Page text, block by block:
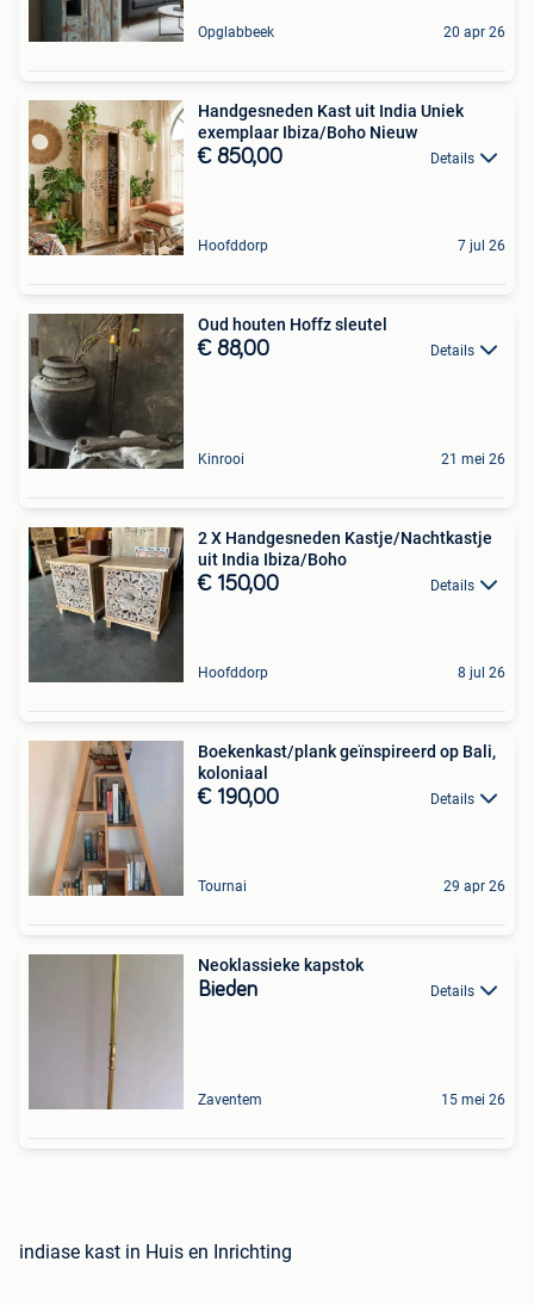
Opglabbeek 20 apr 26
Handgesneden Kast uit India Uniek
exemplaar Ibiza/Boho Nieuw
€ 850,00 Details
Hoofddorp 7 jul 26
Oud houten Hoffz sleutel
€ 88,00 Details
Kinrooi 21 mei 26
2 X Handgesneden Kastje/Nachtkastje
uit India Ibiza/Boho
€ 150,00 Details
Hoofddorp 8 jul 26
Boekenkast/plank geïnspireerd op Bali,
koloniaal
€ 190,00 Details
Tournai 29 apr 26
Neoklassieke kapstok
Bieden Details
Zaventem 15 mei 26
indiase kast in Huis en Inrichting